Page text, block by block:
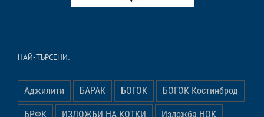
НАЙ-ТЪРСЕНИ:
Аджилити БАРАК БОГОК БОГОК Костинброд
БРФК ИЗЛОЖБИ НА КОТКИ Изложба НОК